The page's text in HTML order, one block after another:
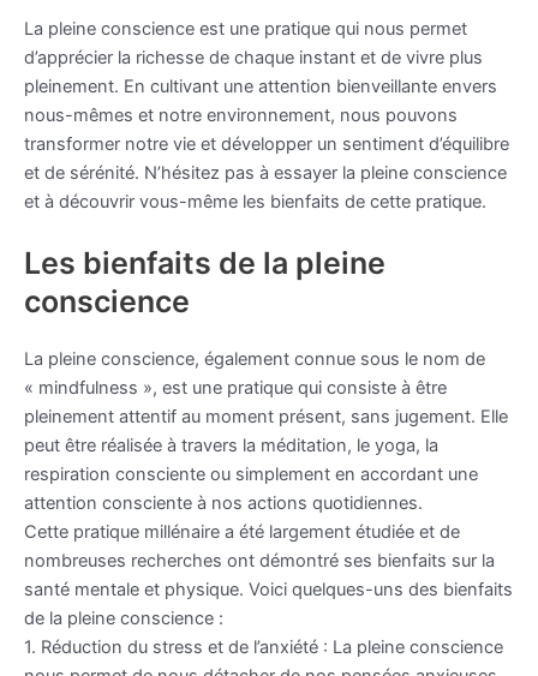
La pleine conscience est une pratique qui nous permet
d’apprécier la richesse de chaque instant et de vivre plus
pleinement. En cultivant une attention bienveillante envers
nous-mêmes et notre environnement, nous pouvons
transformer notre vie et développer un sentiment d’équilibre
et de sérénité. N’hésitez pas à essayer la pleine conscience
et à découvrir vous-même les bienfaits de cette pratique.
Les bienfaits de la pleine
conscience
La pleine conscience, également connue sous le nom de
« mindfulness », est une pratique qui consiste à être
pleinement attentif au moment présent, sans jugement. Elle
peut être réalisée à travers la méditation, le yoga, la
respiration consciente ou simplement en accordant une
attention consciente à nos actions quotidiennes.
Cette pratique millénaire a été largement étudiée et de
nombreuses recherches ont démontré ses bienfaits sur la
santé mentale et physique. Voici quelques-uns des bienfaits
de la pleine conscience :
1. Réduction du stress et de l’anxiété : La pleine conscience